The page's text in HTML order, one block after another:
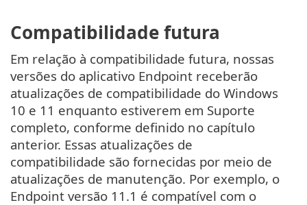
Compatibilidade futura
Em relação à compatibilidade futura, nossas
versões do aplicativo Endpoint receberão
atualizações de compatibilidade do Windows
10 e 11 enquanto estiverem em Suporte
completo, conforme definido no capítulo
anterior. Essas atualizações de
compatibilidade são fornecidas por meio de
atualizações de manutenção. Por exemplo, o
Endpoint versão 11.1 é compatível com o